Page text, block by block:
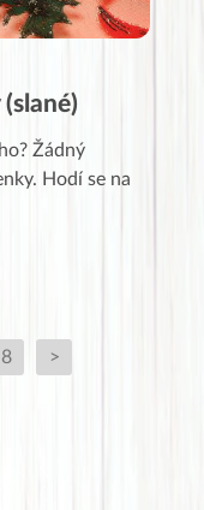
Žádný
Hodí se na
8 >